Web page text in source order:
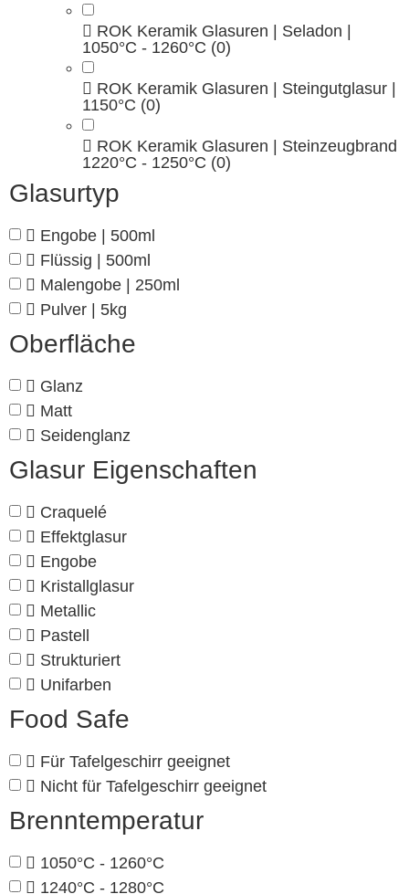
ROK Keramik Glasuren | Seladon |
1050°C - 1260°C (0)
ROK Keramik Glasuren | Steingutglasur |
1150°C (0)
ROK Keramik Glasuren | Steinzeugbrand
1220°C - 1250°C (0)
Glasurtyp
Engobe | 500ml
Flüssig | 500ml
Malengobe | 250ml
Pulver | 5kg
Oberfläche
Glanz
Matt
Seidenglanz
Glasur Eigenschaften
Craquelé
Effektglasur
Engobe
Kristallglasur
Metallic
Pastell
Strukturiert
Unifarben
Food Safe
Für Tafelgeschirr geeignet
Nicht für Tafelgeschirr geeignet
Brenntemperatur
1050°C - 1260°C
1240°C - 1280°C